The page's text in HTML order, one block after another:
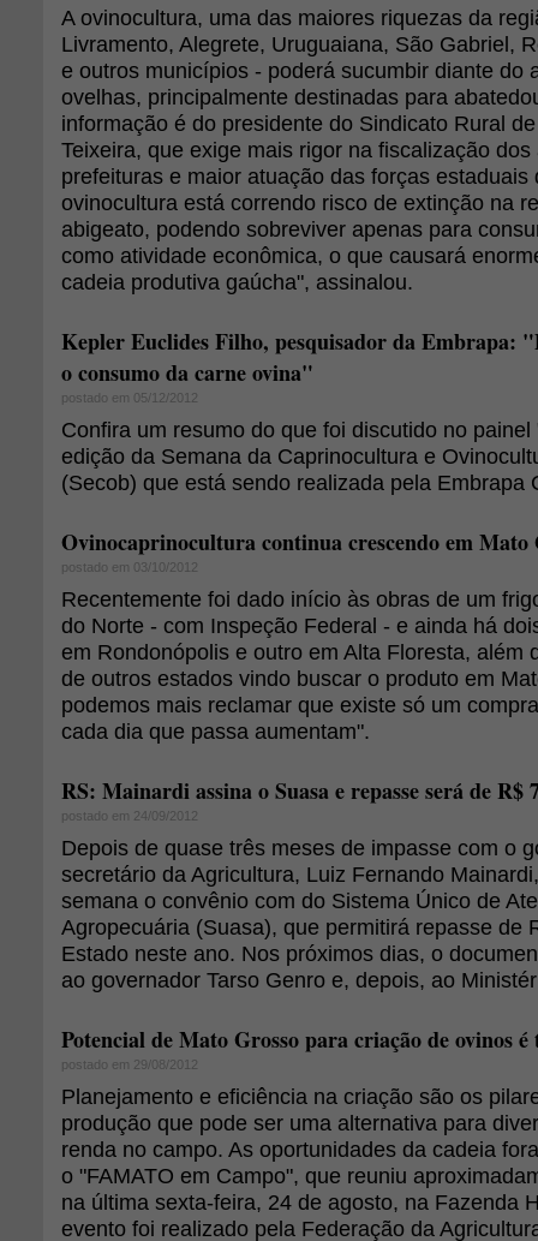
A ovinocultura, uma das maiores riquezas da
Livramento, Alegrete, Uruguaiana, São Gabriel,
e outros municípios - poderá sucumbir diante do
ovelhas, principalmente destinadas para
informação é do presidente do Sindicato Rural
Teixeira, que exige mais rigor na fiscalização
prefeituras e maior atuação das forças estaduais
ovinocultura está correndo risco de extinção na
abigeato, podendo sobreviver apenas para
como atividade econômica, o que causará
cadeia produtiva gaúcha", assinalou.
Kepler Euclides Filho, pesquisador da Embrapa:
o consumo da carne ovina"
postado em 05/12/2012
Confira um resumo do que foi discutido no painel
edição da Semana da Caprinocultura e
(Secob) que está sendo realizada pela Embrapa
Ovinocaprinocultura continua crescendo em Mato
postado em 03/10/2012
Recentemente foi dado início às obras de um
do Norte - com Inspeção Federal - e ainda há
em Rondonópolis e outro em Alta Floresta, além
de outros estados vindo buscar o produto em
podemos mais reclamar que existe só um
cada dia que passa aumentam".
RS: Mainardi assina o Suasa e repasse será de R$
postado em 24/09/2012
Depois de quase três meses de impasse com o
secretário da Agricultura, Luiz Fernando
semana o convênio com do Sistema Único de
Agropecuária (Suasa), que permitirá repasse de
Estado neste ano. Nos próximos dias, o
ao governador Tarso Genro e, depois, ao
Potencial de Mato Grosso para criação de ovinos
postado em 29/08/2012
Planejamento e eficiência na criação são os
produção que pode ser uma alternativa para
renda no campo. As oportunidades da cadeia
o "FAMATO em Campo", que reuniu
na última sexta-feira, 24 de agosto, na Fazenda
evento foi realizado pela Federação da